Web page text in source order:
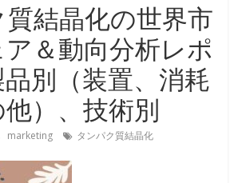
結晶化の世界市
＆動向分析レポ
別（装置、消耗
）、技術別
marketing タンパク質結晶化